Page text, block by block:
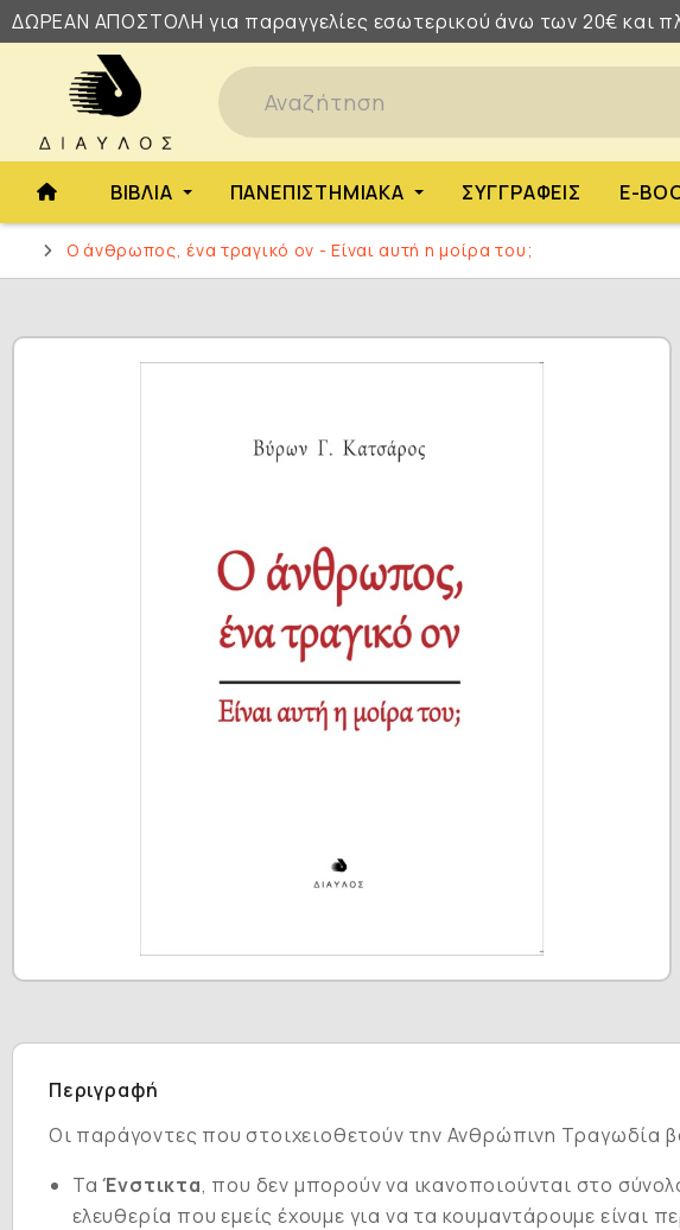
ΔΩΡΕΑΝ ΑΠΟΣΤΟΛΗ για παραγγελίες εσωτερικού άνω των 20€ και
ΒΙΒΛΊΑ ΠΑΝΕΠΙΣΤΗΜΙΑΚΆ ΣΥΓΓΡΑΦΕΊΣ E-
Ο άνθρωπος, ένα τραγικό ον - Είναι αυτή η μοίρα του;
Περιγραφή
Οι παράγοντες που στοιχειοθετούν την Ανθρώπινη Τραγωδία
ΤαΈνστικτα, που δεν μπορούν να ικανοποιούνται στο
ελευθερία που εμείς έχουμε για να τα κουμαντάρουμε είναι